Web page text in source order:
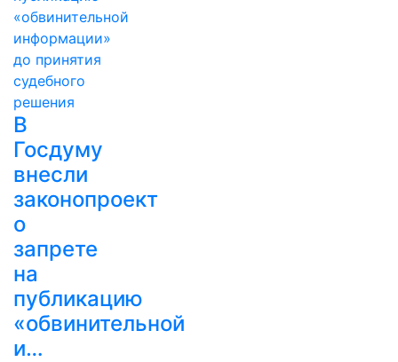
В
Госдуму
внесли
законопроект
о
запрете
на
публикацию
«обвинительной
и…